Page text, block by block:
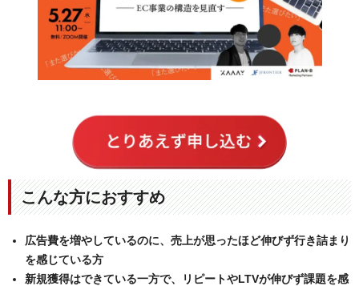
こんな方におすすめ
広告費を増やしているのに、売上が思ったほど伸びず行き詰まり
を感じている方
新規獲得はできている一方で、リピートやLTVが伸びず課題を感